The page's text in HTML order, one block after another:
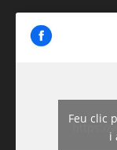
https://
Feu clic
i